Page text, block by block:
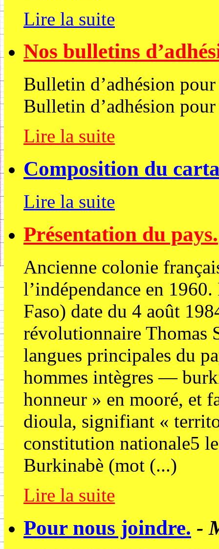
Lire la suite
Nos bulletins
Bulletin d’adhésion
Bulletin d’adhésion
Lire la suite
Composition du
Lire la suite
Présentation du pays.
Ancienne colonie
l’indépendance en
Faso) date du 4 août
révolutionnaire Thomas
langues principales du
hommes intègres —
honneur » en mooré, et
dioula, signifiant «
constitution nationale5
Burkinabè (mot (...)
Lire la suite
Pour nous joindre. -